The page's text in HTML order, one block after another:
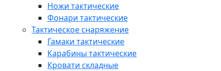
Ножи тактические
Фонари тактические
Тактическое снаряжение
Гамаки тактические
Карабины тактические
Кровати складные